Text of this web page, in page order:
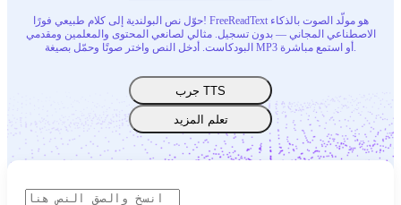
العربية
حوّل نص البولندية إلى كلام طبيعي فورًا! FreeReadText هو مولّد الصوت بالذكاء
الاصطناعي المجاني — بدون تسجيل. مثالي لصانعي المحتوى والمعلمين ومقدمي
البودكاست. أدخل النص واختر صوتًا وحمّل بصيغة MP3 أو استمع مباشرة.
جرب TTS
تعلم المزيد